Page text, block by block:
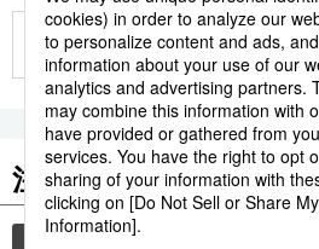
もっと見る
注目のキーワード
共同通信ニュース